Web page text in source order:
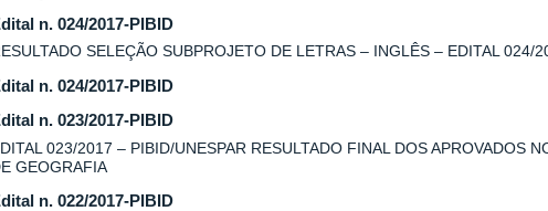
n. 024/2017-PIBID
SELEÇÃO SUBPROJETO DE LETRAS – INGLÊS – EDITAL 024/
n. 024/2017-PIBID
n. 023/2017-PIBID
023/2017 – PIBID/UNESPAR RESULTADO FINAL DOS APROVADOS
GEOGRAFIA
n. 022/2017-PIBID